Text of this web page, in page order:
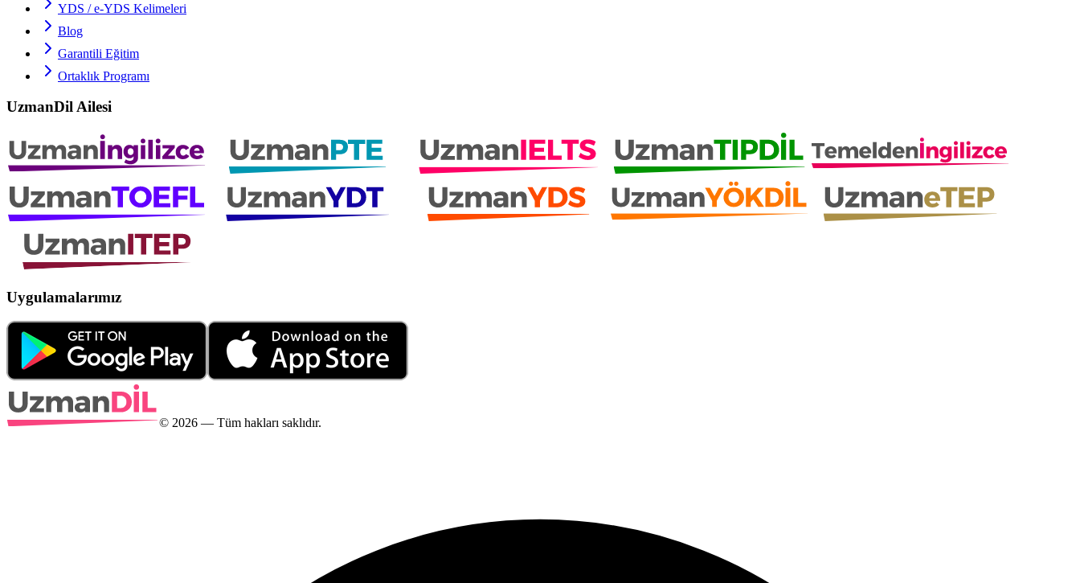
YDS / e-YDS Kelimeleri
Blog
Garantili Eğitim
Ortaklık Programı
UzmanDil Ailesi
Uygulamalarımız
© 2026 — Tüm hakları saklıdır.